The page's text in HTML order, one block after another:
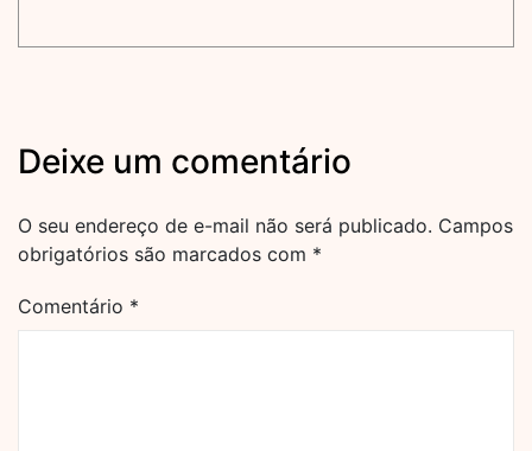
Deixe um comentário
O seu endereço de e-mail não será publicado. Campos
obrigatórios são marcados com *
Comentário *